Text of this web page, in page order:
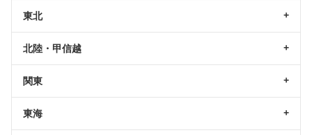
東北
北陸・甲信越
関東
東海